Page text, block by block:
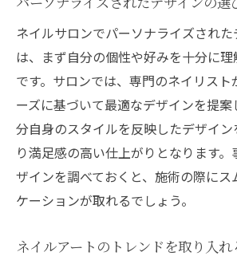
ネイルサロンでパーソナライズされ
は、まず自分の個性や好みを十分に
です。サロンでは、専門のネイリスト
ーズに基づいて最適なデザインを提案
分自身のスタイルを反映したデザイン
り満足感の高い仕上がりとなります
ザインを調べておくと、施術の際にス
ケーションが取れるでしょう。
ネイルアートのトレンドを取り入れ